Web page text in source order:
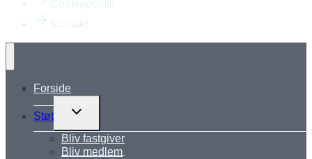
Forside
Støt
Skift
Bliv fastgiver
Bliv medlem